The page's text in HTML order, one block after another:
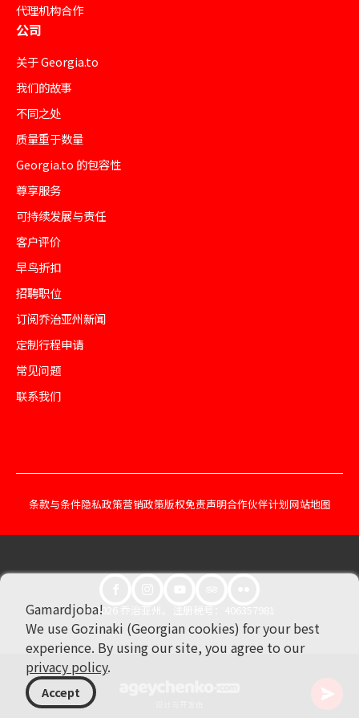
代理机构合作
公司
关于 Georgia.to
我们的故事
不同之处
质量重于数量
Georgia.to 的包容性
尊享服务
可持续发展与责任
客户评价
早鸟折扣
招聘职位
订阅乔治亚州新闻
定制行程申请
常见问题
联系我们
条款与条件隐私政策营销政策版权免责声明合作伙伴计划网站地图
© 2026 乔治亚州。注册税号：406357981
Gamardjoba!
We use Gozinaki (Georgian cookies) for your best
experience. By using our site, you agree to our
privacy policy.
Accept